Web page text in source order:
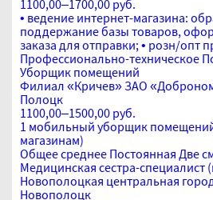
1100,00–1700,00 руб.
• ведение интернет-магазина:
поддержание базы товаров,
заказа для отправки; • розн/опт
Профессионально-техническое
Уборщик помещений
Филиал «Кричев» ЗАО
Полоцк
1100,00–1500,00 руб.
1 мобильный уборщик
магазинам)
Общее среднее Постоянная Две
Медицинская сестра-специалист
Новополоцкая центральная
Новополоцк